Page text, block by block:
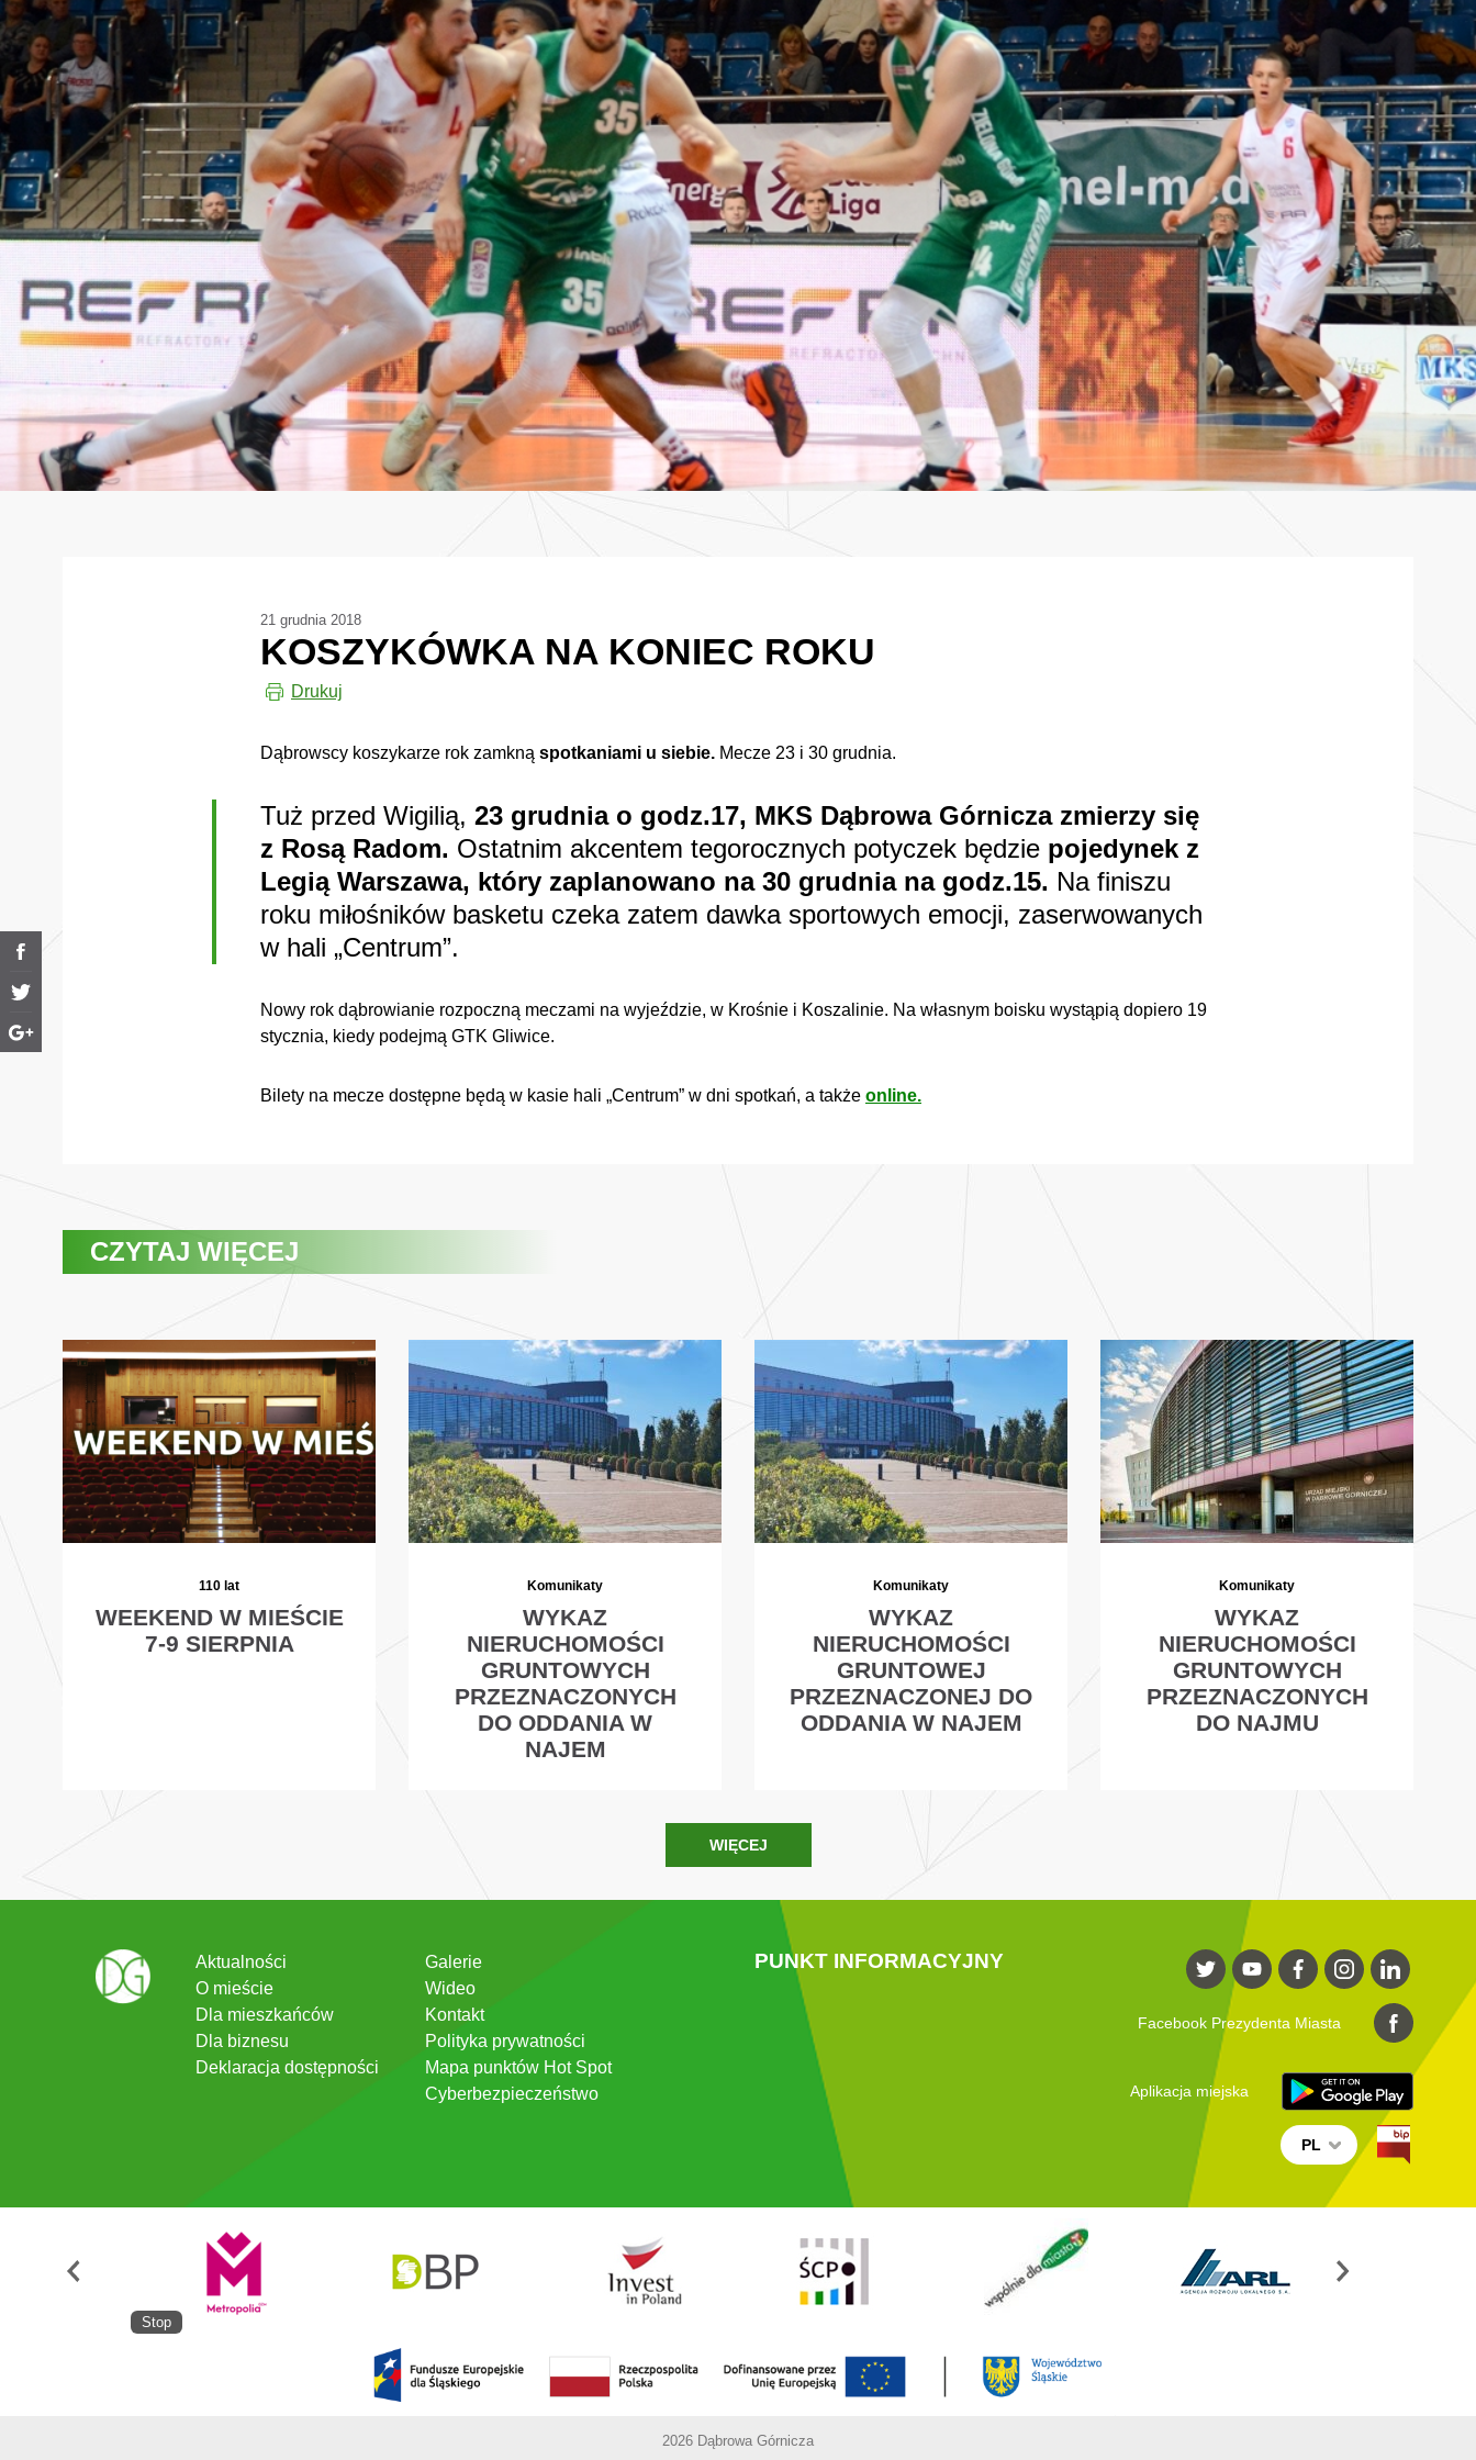
21 grudnia 2018
KOSZYKÓWKA NA KONIEC ROKU
Drukuj
Dąbrowscy koszykarze rok zamkną spotkaniami u siebie. Mecze 23 i 30 grudnia.
Tuż przed Wigilią, 23 grudnia o godz.17, MKS Dąbrowa Górnicza zmierzy się
z Rosą Radom. Ostatnim akcentem tegorocznych potyczek będzie pojedynek z
Legią Warszawa, który zaplanowano na 30 grudnia na godz.15. Na finiszu
roku miłośników basketu czeka zatem dawka sportowych emocji, zaserwowanych
w hali „Centrum”.
Nowy rok dąbrowianie rozpoczną meczami na wyjeździe, w Krośnie i Koszalinie. Na własnym boisku wystąpią dopiero 19
stycznia, kiedy podejmą GTK Gliwice.
Bilety na mecze dostępne będą w kasie hali „Centrum” w dni spotkań, a także online.
CZYTAJ WIĘCEJ
110 lat
WEEKEND W MIEŚCIE
7-9 SIERPNIA
Komunikaty
WYKAZ
NIERUCHOMOŚCI
GRUNTOWYCH
PRZEZNACZONYCH
DO ODDANIA W
NAJEM
Komunikaty
WYKAZ
NIERUCHOMOŚCI
GRUNTOWEJ
PRZEZNACZONEJ DO
ODDANIA W NAJEM
Komunikaty
WYKAZ
NIERUCHOMOŚCI
GRUNTOWYCH
PRZEZNACZONYCH
DO NAJMU
WIĘCEJ
Aktualności
O mieście
Dla mieszkańców
Dla biznesu
Deklaracja dostępności
Galerie
Wideo
Kontakt
Polityka prywatności
Mapa punktów Hot Spot
Cyberbezpieczeństwo
PUNKT INFORMACYJNY
Facebook Prezydenta Miasta
Aplikacja miejska
PL
Stop
2026 Dąbrowa Górnicza